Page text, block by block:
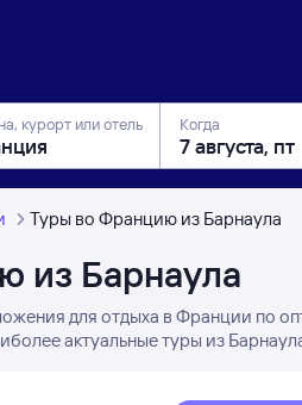
курорт или отель Когда
Туры во Францию из Барнаула
из Барнаула
для отдыха в Франции по
актуальные туры из